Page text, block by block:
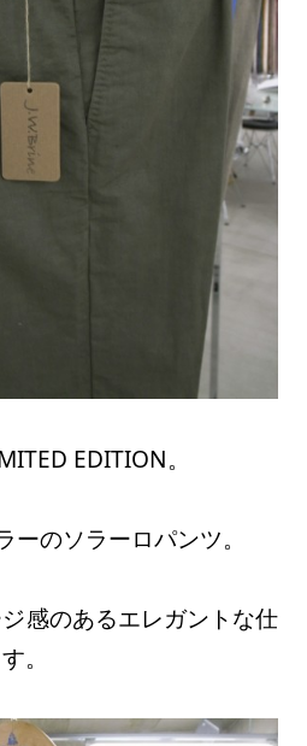
EDITION。
ーのソラーロパンツ。
感のあるエレガントな仕
。